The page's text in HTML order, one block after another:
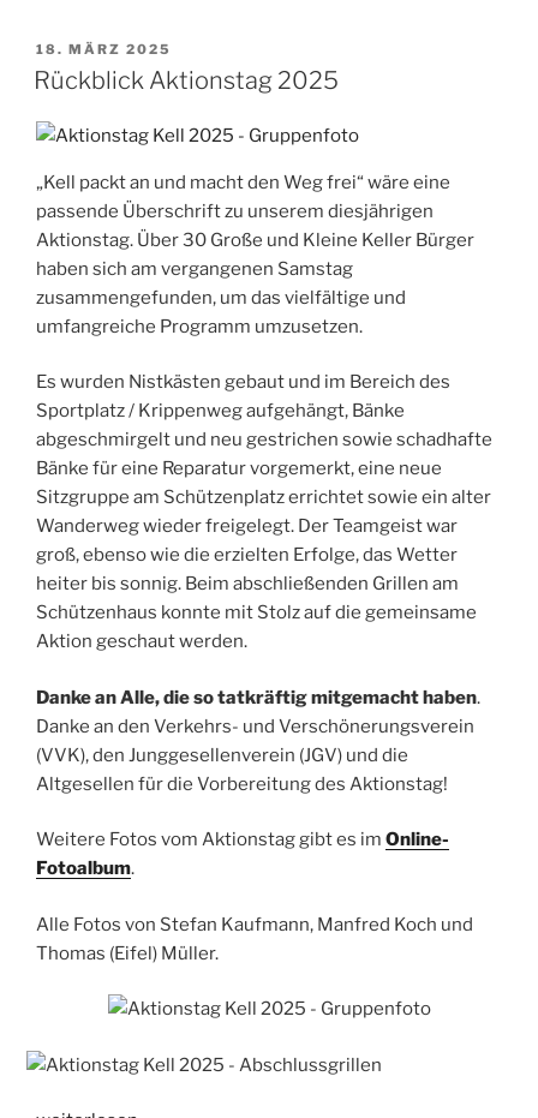
VERÖFFENTLICHT
AM
18. MÄRZ 2025
Rückblick Aktionstag 2025
„Kell packt an und macht den Weg frei“ wäre eine
passende Überschrift zu unserem diesjährigen
Aktionstag. Über 30 Große und Kleine Keller Bürger
haben sich am vergangenen Samstag
zusammengefunden, um das vielfältige und
umfangreiche Programm umzusetzen.
Es wurden Nistkästen gebaut und im Bereich des
Sportplatz / Krippenweg aufgehängt, Bänke
abgeschmirgelt und neu gestrichen sowie schadhafte
Bänke für eine Reparatur vorgemerkt, eine neue
Sitzgruppe am Schützenplatz errichtet sowie ein alter
Wanderweg wieder freigelegt. Der Teamgeist war
groß, ebenso wie die erzielten Erfolge, das Wetter
heiter bis sonnig. Beim abschließenden Grillen am
Schützenhaus konnte mit Stolz auf die gemeinsame
Aktion geschaut werden.
Danke an Alle, die so tatkräftig mitgemacht haben.
Danke an den Verkehrs- und Verschönerungsverein
(VVK), den Junggesellenverein (JGV) und die
Altgesellen für die Vorbereitung des Aktionstag!
Weitere Fotos vom Aktionstag gibt es im Online-
Fotoalbum.
Alle Fotos von Stefan Kaufmann, Manfred Koch und
Thomas (Eifel) Müller.